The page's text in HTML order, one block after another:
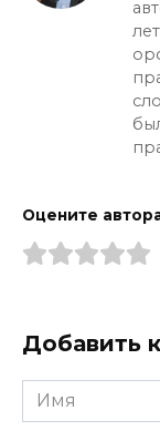
Оцените
Добавить
Имя
*